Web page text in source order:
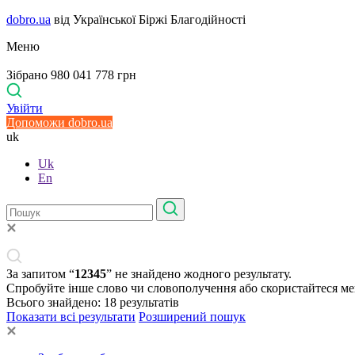
dobro.ua від Української Біржі Благодійності
Меню
Зібрано 980 041 778 грн
Увійти
Допоможи dobro.ua
uk
Uk
En
За запитом “12345” не знайдено жодного результату.
Спробуйте інше слово чи словополучення або скористайтеся
Всього знайдено: 18 результатів
Показати всі результати Розширений пошук